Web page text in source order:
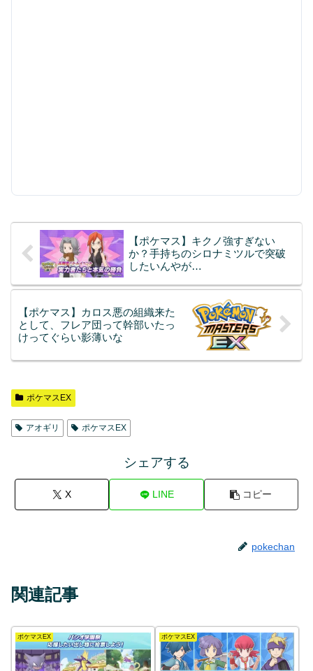
【ポケマス】キクノ強すぎない
か？手持ちのシロナミツルで突破
したいんやが…
【ポケマス】カロス悪の組織来た
として、フレア団って幹部いたっ
けってぐらい影薄いな
ポケマスEX
アオギリ ポケマスEX
シェアする
X LINE コピー
pokechan
関連記事
ポケマスEX ポケマスEX